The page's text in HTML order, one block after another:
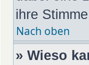
ihre
Nach oben
» Wieso